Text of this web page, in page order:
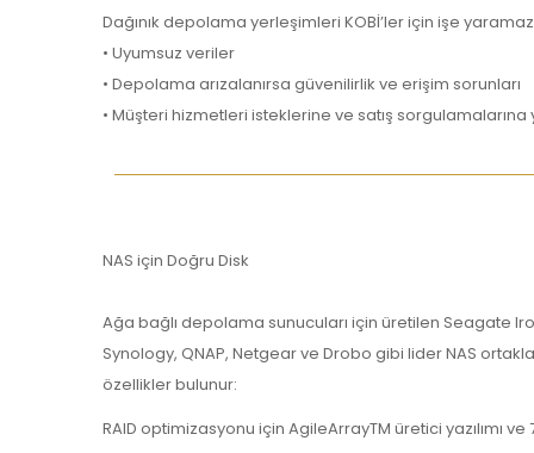
Dağınık depolama yerleşimleri KOBİ’ler için işe
• Uyumsuz veriler
• Depolama arızalanırsa güvenilirlik ve erişim sorunları
• Müşteri hizmetleri isteklerine ve satış
NAS için Doğru Disk
Ağa bağlı depolama sunucuları için üretilen Seagate
Synology, QNAP, Netgear ve Drobo gibi lider NAS
özellikler bulunur:
RAID optimizasyonu için AgileArrayTM üretici yazılımı